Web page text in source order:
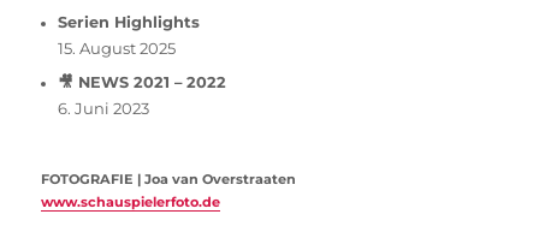
Serien Highlights
15. August 2025
🎥 NEWS 2021 – 2022
6. Juni 2023
FOTOGRAFIE | Joa van Overstraaten
www.schauspielerfoto.de